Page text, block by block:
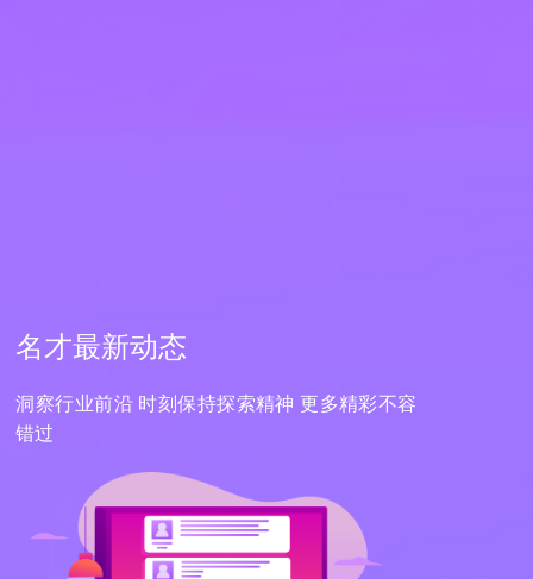
名才最新动态
洞察行业前沿 时刻保持探索精神 更多精彩不容
错过